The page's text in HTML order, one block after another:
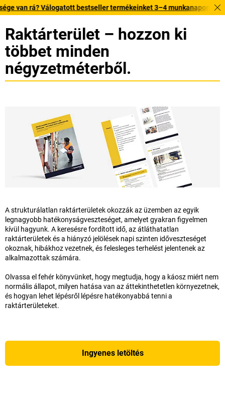
bestseller termékeinket 3–4 munkanapon belül kiszállítjuk.
Raktárterület – hozzon ki
többet minden
négyzetméterből.
A strukturálatlan raktárterületek okozzák az üzemben az egyik
legnagyobb hatékonyságveszteséget, amelyet gyakran figyelmen
kívül hagyunk. A keresésre fordított idő, az átláthatatlan
raktárterületek és a hiányzó jelölések napi szinten időveszteséget
okoznak, hibákhoz vezetnek, és felesleges terhelést jelentenek az
alkalmazottak számára.
Olvassa el fehér könyvünket, hogy megtudja, hogy a káosz miért nem
normális állapot, milyen hatása van az áttekinthetetlen környezetnek,
és hogyan lehet lépésről lépésre hatékonyabbá tenni a
raktárterületeket.
Ingyenes letöltés